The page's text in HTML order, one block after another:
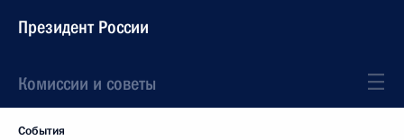
Президент России
Комиссии и советы
События